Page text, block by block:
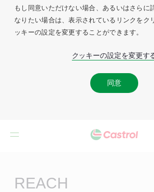
もし同意いただけない場合、あるいはさらに
なりたい場合は、表示されているリンクをク
ッキーの設定を変更することができます。
クッキーの設定を変更す
同意
REACH